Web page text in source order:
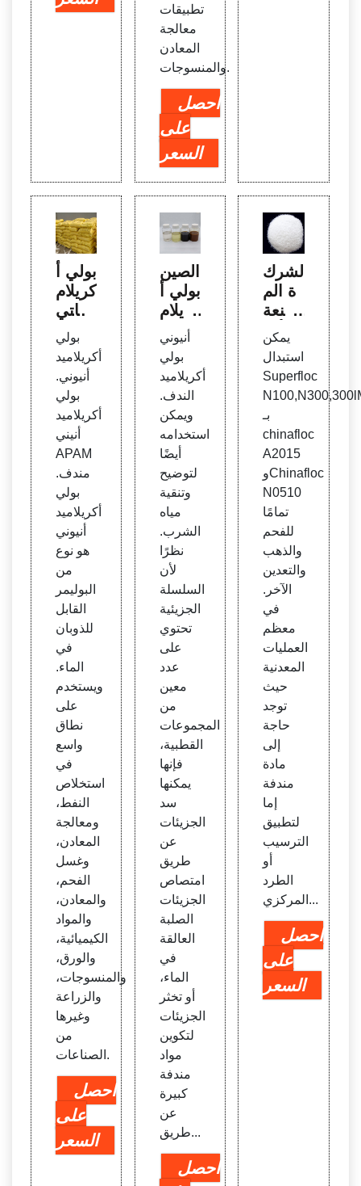
تطبيقات
معالجة
المعادن
والمنسوجات.
احصل
على
السعر
بولي أ
كريلام
يد كاتي
وني -
Xinqi
Che
mica
l Pla
nt-P
AM
بولي
أكريلاميد
أنيوني.
بولي
أكريلاميد
أنيني
APAM
مندف.
بولي
أكريلاميد
أنيوني
هو نوع
من
البوليمر
القابل
للذوبان
في
الماء.
ويستخدم
على
نطاق
واسع
في
استخلاص
النفط،
ومعالجة
المعادن،
وغسل
الفحم،
والمعادن،
والمواد
الكيميائية،
والورق،
والمنسوجات،
والزراعة
وغيرها
من
الصناعات.
احصل
على
السعر
الصين
بولي أ
كريلام
يد الم
صنعي
ن وال
موردي
ن
أنيوني
بولي
أكريلاميد
الندف.
ويمكن
استخدامه
أيضًا
لتوضيح
وتنقية
مياه
الشرب.
نظرًا
لأن
السلسلة
الجزيئية
تحتوي
على
عدد
معين
من
المجموعات
القطبية،
فإنها
يمكنها
سد
الجزيئات
عن
طريق
امتصاص
الجزيئات
الصلبة
العالقة
في
الماء،
أو تخثر
الجزيئات
لتكوين
مواد
مندفة
كبيرة
عن
طريق...
احصل
الشرك
ة الم
صنعة
للأكر
يلامي
د، وال
مورد
للبول
ي أكر
يلاميد
يمكن
استبدال
Superfloc
بـ
chinafloc
A2015
وChinafloc
N0510
تمامًا
للفحم
والذهب
والتعدين
الآخر.
في
معظم
العمليات
المعدنية
حيث
توجد
حاجة
إلى
مادة
مندفة
إما
لتطبيق
الترسيب
أو
الطرد
المركزي...
احصل
على
السعر